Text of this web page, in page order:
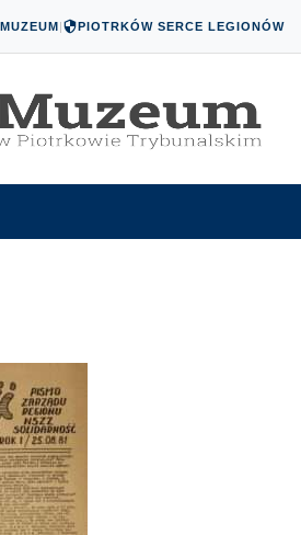
| PIOTRKÓW SERCE LEGIONÓW